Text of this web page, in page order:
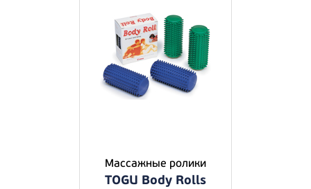
Массажные ролики
TOGU Body Rolls